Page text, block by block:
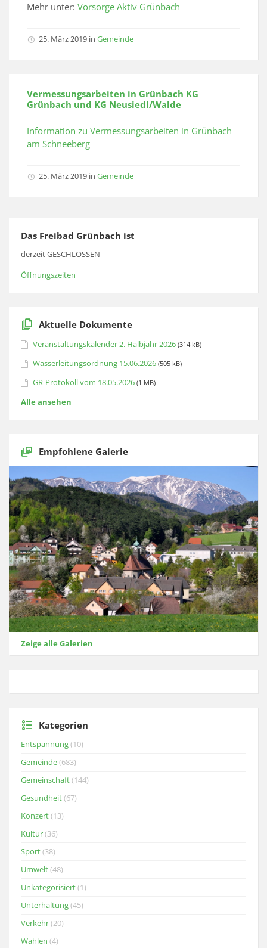
Mehr unter: Vorsorge Aktiv Grünbach
25. März 2019 in Gemeinde
Vermessungsarbeiten in Grünbach KG
Grünbach und KG Neusiedl/Walde
Information zu Vermessungsarbeiten in Grünbach
am Schneeberg
25. März 2019 in Gemeinde
Das Freibad Grünbach ist
derzeit GESCHLOSSEN
Öffnungszeiten
Aktuelle Dokumente
Veranstaltungskalender 2. Halbjahr 2026 (314 kB)
Wasserleitungsordnung 15.06.2026 (505 kB)
GR-Protokoll vom 18.05.2026 (1 MB)
Alle ansehen
Empfohlene Galerie
Zeige alle Galerien
Kategorien
Entspannung(10)
Gemeinde(683)
Gemeinschaft(144)
Gesundheit(67)
Konzert(13)
Kultur(36)
Sport(38)
Umwelt(48)
Unkategorisiert(1)
Unterhaltung(45)
Verkehr(20)
Wahlen (4)